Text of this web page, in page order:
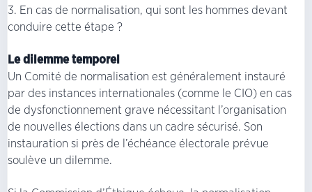
3. En cas de normalisation, qui sont les hommes devant
conduire cette étape ?
Le dilemme temporel
Un Comité de normalisation est généralement instauré
par des instances internationales (comme le CIO) en cas
de dysfonctionnement grave nécessitant l’organisation
de nouvelles élections dans un cadre sécurisé. Son
instauration si près de l’échéance électorale prévue
soulève un dilemme.